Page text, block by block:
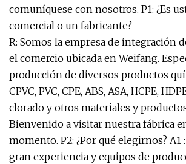
comuníquese con nosotros. P1: ¿Es
comercial o un fabricante?
R: Somos la empresa de integración
el comercio ubicada en Weifang.
producción de diversos productos
CPVC, PVC, CPE, ABS, ASA, HCPE,
clorado y otros materiales y
Bienvenido a visitar nuestra fábrica
momento. P2: ¿Por qué elegirnos? A1
gran experiencia y equipos de